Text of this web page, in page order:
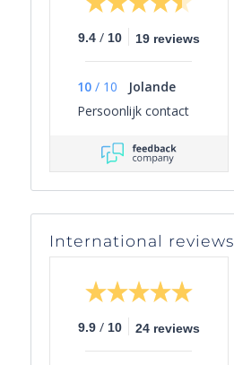
9.4 / 10 19 reviews
10 / 10
Jolande
Persoonlijk contact
International reviews
9.9 / 10 24 reviews